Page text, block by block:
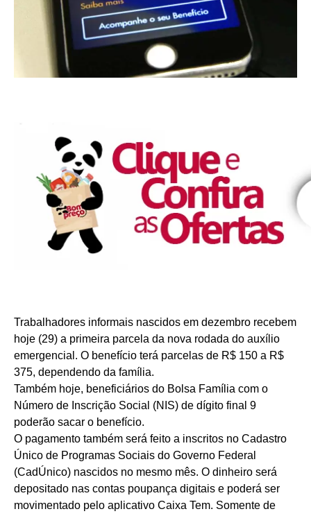
Trabalhadores informais nascidos em dezembro recebem
hoje (29) a primeira parcela da nova rodada do auxílio
emergencial. O benefício terá parcelas de R$ 150 a R$
375, dependendo da família.
Também hoje, beneficiários do Bolsa Família com o
Número de Inscrição Social (NIS) de dígito final 9
poderão sacar o benefício.
O pagamento também será feito a inscritos no Cadastro
Único de Programas Sociais do Governo Federal
(CadÚnico) nascidos no mesmo mês. O dinheiro será
depositado nas contas poupança digitais e poderá ser
movimentado pelo aplicativo Caixa Tem. Somente de